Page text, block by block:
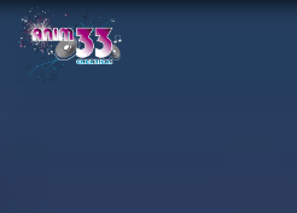
Panneau de gestion des cookies